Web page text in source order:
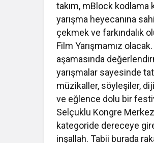
takım, mBlock
yarışma heyecanına
çekmek ve farkındalık
Film Yarışmamız
aşamasında
yarışmalar sayesinde
müzikaller, söyleşiler,
ve eğlence dolu bir
Selçuklu Kongre
kategoride dereceye
inşallah. Tabii burada